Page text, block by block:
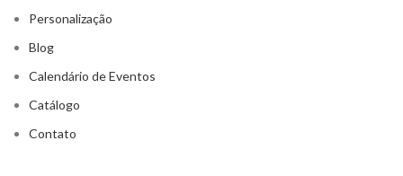
Personalização
Blog
Calendário de Eventos
Catálogo
Contato